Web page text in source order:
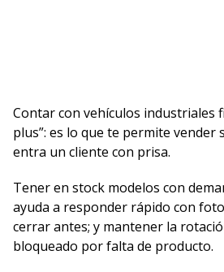
Contar con vehículos industriales
plus”: es lo que te permite vender
entra un cliente con prisa.
Tener en stock modelos con
ayuda a responder rápido con
cerrar antes; y mantener la
bloqueado por falta de producto.